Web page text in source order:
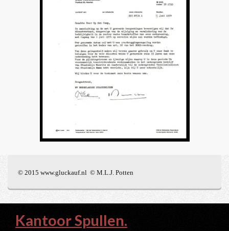
© 2015 www.gluckauf.nl © M.L.J. Potten
Kantoor Spullen.